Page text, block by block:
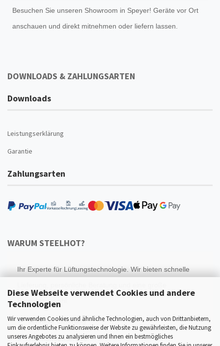
Diese Webseite verwendet Cookies und andere
Technologien
Wir verwenden Cookies und ähnliche Technologien, auch von Drittanbietern,
um die ordentliche Funktionsweise der Website zu gewährleisten, die Nutzung
unseres Angebotes zu analysieren und Ihnen ein bestmögliches
Besuchen Sie unseren Showroom in Speyer! Geräte vor Ort
anschauen und direkt mitnehmen oder liefern lassen.
DOWNLOADS & ZAHLUNGSARTEN
Downloads
Leistungserklärung
Garantie
Zahlungsarten
WARUM STEELHOT?
Ihr Experte für Lüftungstechnologie. Wir bieten schnelle
Produktauswahl.
Schnelle Lieferung
Top Kundenservice